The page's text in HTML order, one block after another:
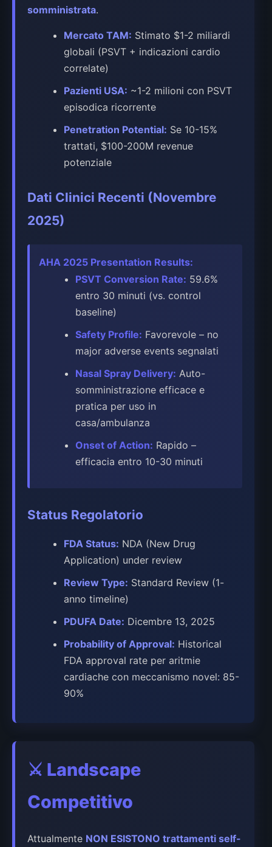
somministrata.
Mercato TAM: Stimato $1-2 miliardi
globali (PSVT + indicazioni cardio
correlate)
Pazienti USA: ~1-2 milioni con PSVT
episodica ricorrente
Penetration Potential: Se 10-15%
trattati, $100-200M revenue
potenziale
Dati Clinici Recenti (Novembre
2025)
AHA 2025 Presentation Results:
PSVT Conversion Rate: 59.6%
entro 30 minuti (vs. control
baseline)
Safety Profile: Favorevole – no
major adverse events segnalati
Nasal Spray Delivery: Auto-
somministrazione efficace e
pratica per uso in
casa/ambulanza
Onset of Action: Rapido –
efficacia entro 10-30 minuti
Status Regolatorio
FDA Status: NDA (New Drug
Application) under review
Review Type: Standard Review (1-
anno timeline)
PDUFA Date: Dicembre 13, 2025
Probability of Approval: Historical
FDA approval rate per aritmie
cardiache con meccanismo novel: 85-
90%
⚔️ Landscape
Competitivo
Attualmente NON ESISTONO trattamenti self-